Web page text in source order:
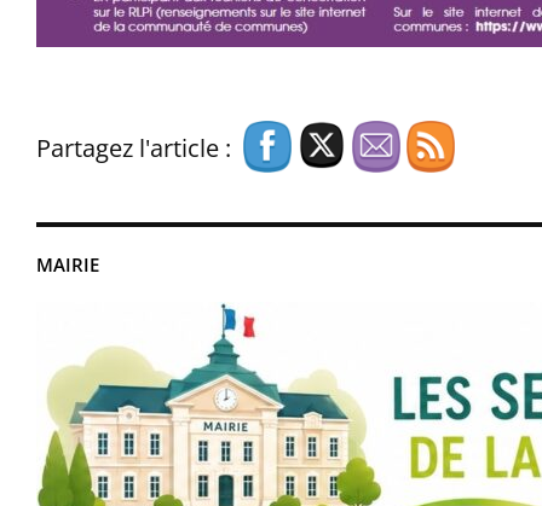
MAIRIE
Partagez l'article :